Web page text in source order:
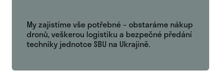
My zajistíme vše potřebné – obstaráme nákup
dronů, veškerou logistiku a bezpečné předání
techniky jednotce SBU na Ukrajině.